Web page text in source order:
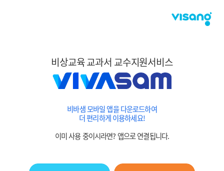
비상교육 교과서 교수지원서비스
비바샘 모바일 앱을 다운로드하여
더 편리하게 이용하세요!
이미 사용 중이시라면? 앱으로 연결됩니다.